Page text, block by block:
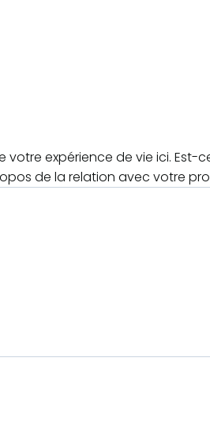
expérience de vie ici.
de la relation avec votre